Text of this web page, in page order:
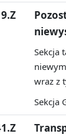
Sekcja
wraz z
Sekcja